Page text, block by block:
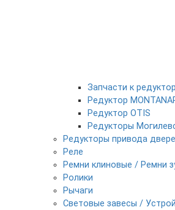
Запчасти к
Редуктор
Редуктор OTIS
Редукторы
Редукторы привода
Реле
Ремни клиновые / Ремни
Ролики
Рычаги
Световые завесы /